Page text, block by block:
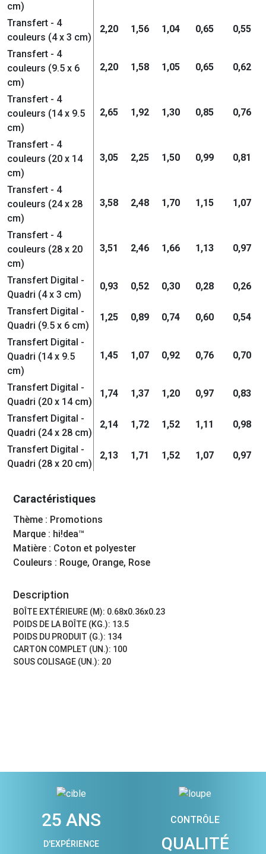
cm)
Transfert - 4
couleurs (4 x 3 cm)
2,20 1,56 1,04 0,65 0,55
Transfert - 4
couleurs (9.5 x 6
cm)
2,20 1,58 1,05 0,65 0,62
Transfert - 4
couleurs (14 x 9.5
cm)
2,65 1,92 1,30 0,85 0,76
Transfert - 4
couleurs (20 x 14
cm)
3,05 2,25 1,50 0,99 0,81
Transfert - 4
couleurs (24 x 28
cm)
3,58 2,48 1,70 1,15 1,07
Transfert - 4
couleurs (28 x 20
cm)
3,51 2,46 1,66 1,13 0,97
Transfert Digital -
Quadri (4 x 3 cm)
0,93 0,52 0,30 0,28 0,26
Transfert Digital -
Quadri (9.5 x 6 cm)
1,25 0,89 0,74 0,60 0,54
Transfert Digital -
Quadri (14 x 9.5
cm)
1,45 1,07 0,92 0,76 0,70
Transfert Digital -
Quadri (20 x 14 cm)
1,74 1,37 1,20 0,97 0,83
Transfert Digital -
Quadri (24 x 28 cm)
2,14 1,72 1,52 1,11 0,98
Transfert Digital -
Quadri (28 x 20 cm)
2,13 1,71 1,52 1,07 0,97
Caractéristiques
Thème : Promotions
Marque : hi!dea™
Matière : Coton et polyester
Couleurs : Rouge, Orange, Rose
Description
BOÎTE EXTÉRIEURE (M): 0.68x0.36x0.23
POIDS DE LA BOÎTE (KG.): 13.5
POIDS DU PRODUIT (G.): 134
CARTON COMPLET (UN.): 100
SOUS COLISAGE (UN.): 20
25 ANS
D'EXPÉRIENCE
CONTRÔLE
QUALITÉ